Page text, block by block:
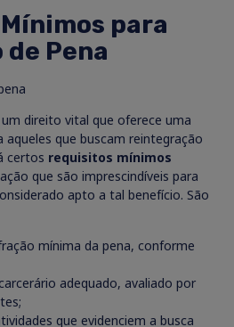
para
Pena
direito vital que oferece uma
que buscam reintegração
certos requisitos mínimos
que são imprescindíveis para
apto a tal benefício. São
mínima da pena, conforme
adequado, avaliado por
que evidenciem a busca